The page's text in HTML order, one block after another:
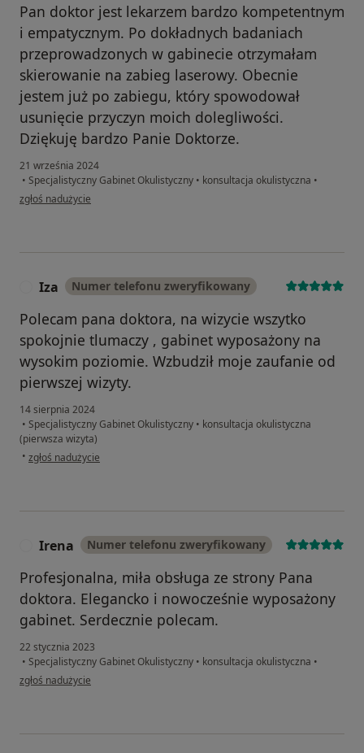
Pan doktor jest lekarzem bardzo kompetentnym
i empatycznym. Po dokładnych badaniach
przeprowadzonych w gabinecie otrzymałam
skierowanie na zabieg laserowy. Obecnie
jestem już po zabiegu, który spowodował
usunięcie przyczyn moich dolegliwości.
Dziękuję bardzo Panie Doktorze.
21 września 2024
• Specjalistyczny Gabinet Okulistyczny • konsultacja okulistyczna •
w opinii użytkownika Barbara
zgłoś nadużycie
Iza Numer telefonu zweryfikowany
Polecam pana doktora, na wizycie wszytko
spokojnie tlumaczy , gabinet wyposażony na
wysokim poziomie. Wzbudził moje zaufanie od
pierwszej wizyty.
14 sierpnia 2024
• Specjalistyczny Gabinet Okulistyczny • konsultacja okulistyczna
(pierwsza wizyta)
• w opinii użytkownika Iza
zgłoś nadużycie
Irena Numer telefonu zweryfikowany
Profesjonalna, miła obsługa ze strony Pana
doktora. Elegancko i nowocześnie wyposażony
gabinet. Serdecznie polecam.
22 stycznia 2023
• Specjalistyczny Gabinet Okulistyczny • konsultacja okulistyczna •
w opinii użytkownika Irena
zgłoś nadużycie